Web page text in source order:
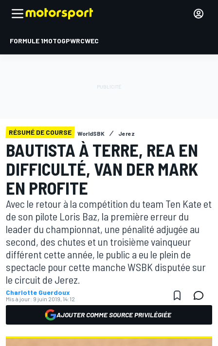
FORMULE 1MOTOGPWRCWEC
RÉSUMÉ DE COURSE WorldSBK Jerez
BAUTISTA À TERRE, REA EN
DIFFICULTÉ, VAN DER MARK
EN PROFITE
Avec le retour à la compétition du team Ten Kate et
de son pilote Loris Baz, la première erreur du
leader du championnat, une pénalité adjugée au
second, des chutes et un troisième vainqueur
différent cette année, le public a eu le plein de
spectacle pour cette manche WSBK disputée sur
le circuit de Jerez.
Charlotte Guerdoux
Mis à jour: 9 juin 2019, 14:12
AJOUTER COMME SOURCE PRIVILÉGIÉE